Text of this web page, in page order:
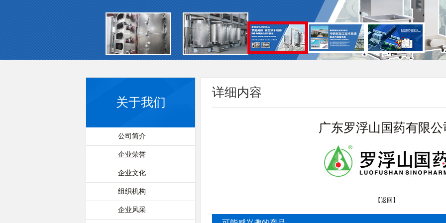
关于我们
公司简介
企业荣誉
企业文化
组织机构
企业风采
详细内容
广东罗浮山国药有限公
【返回】